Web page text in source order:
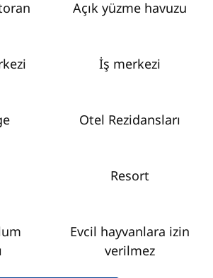
Açık yüzme havuzu
İş merkezi
Otel Rezidansları
Resort
Evcil hayvanlara izin
verilmez